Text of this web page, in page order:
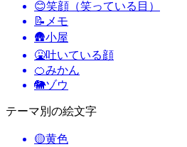
😊笑顔（笑っている目）
📝 メモ
🛖小屋
🤮吐いている顔
🍊みかん
🐘ゾウ
テーマ別の絵文字
🟡黄色